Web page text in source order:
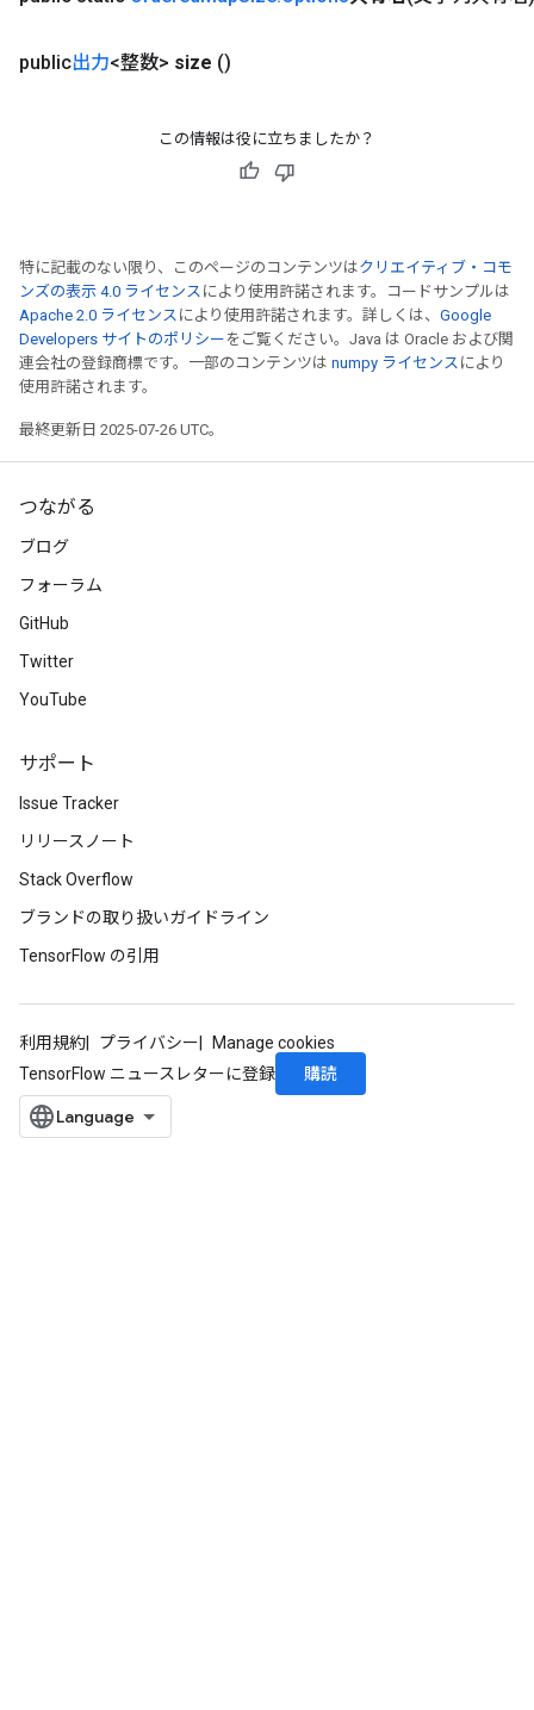
public出力<整数> size ()
この情報は役に立ちましたか？
特に記載のない限り、このページのコンテンツはクリエイティブ・コモ
ンズの表示 4.0 ライセンス により使用許諾されます。コードサンプルは
Apache 2.0 ライセンス により使用許諾されます。詳しくは、 Google
Developers サイトのポリシー をご覧ください。Java は Oracle および関
連会社の登録商標です。一部のコンテンツは numpy ライセンス により
使用許諾されます。
最終更新日 2025-07-26 UTC。
つながる
ブログ
フォーラム
GitHub
Twitter
YouTube
サポート
Issue Tracker
リリースノート
Stack Overflow
ブランドの取り扱いガイドライン
TensorFlow の引用
利用規約 プライバシー
Manage cookies
TensorFlow ニュースレターに登録
購読